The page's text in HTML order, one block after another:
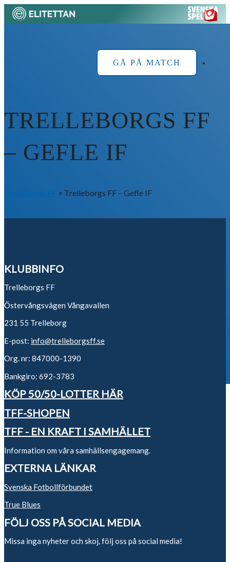
GÅ PÅ MATCH
TRELLEBORGS FF
– GEFLE IF
Trelleborgs FF > Trelleborgs FF – Gefle IF
KLUBBINFO
Trelleborgs FF
Östervångsvägen Vångavallen
231 55 Trelleborg
E-post: info@trelleborgsff.se
Org. nr: 847000-1390
Bankgiro: 692-3783
KÖP 50/50-LOTTER HÄR
TFF-SHOPEN
TFF - EN KRAFT I SAMHÄLLET
Information om våra samhällsengagemang.
EXTERNA LÄNKAR
Svenska Fotbollförbundet
True Blues
FÖLJ OSS PÅ SOCIAL MEDIA
Missa inga nyheter och skoj, följ oss på social media!